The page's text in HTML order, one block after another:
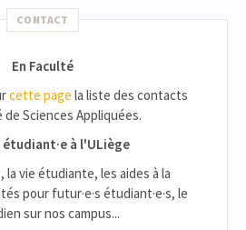
CONTACT
En Faculté
cette page la liste des contacts
de Sciences Appliquées.
étudiant·e à l'ULiège
la vie étudiante, les aides à la
pour futur·e·s étudiant·e·s, le
sur nos campus...